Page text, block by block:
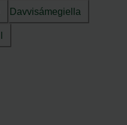
Davvisámegiella